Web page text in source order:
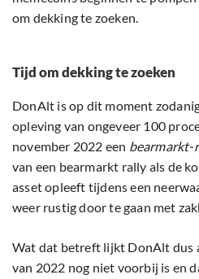
om dekking te zoeken.
Tijd om dekking te zoeken
DonAlt is op dit moment
opleving van ongeveer 100
november 2022 een bearmarkt-
van een bearmarkt rally als de
asset opleeft tijdens een
weer rustig door te gaan met
Wat dat betreft lijkt DonAlt dus
van 2022 nog niet voorbij is en